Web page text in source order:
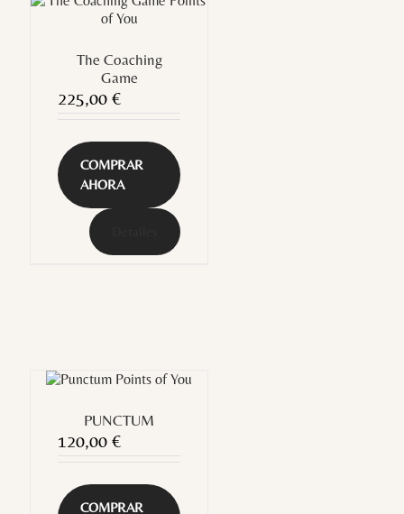
The Coaching
Game
225,00 €
COMPRAR
AHORA
PUNCTUM
120,00 €
COMPRAR